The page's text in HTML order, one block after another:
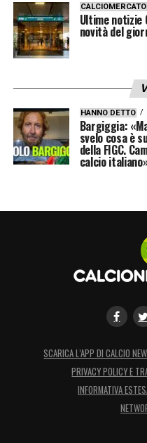
CALCIOMERCATO
Ultime
novità del
HANNO DETTO
Bargiggia:
svelo cosa è
della FIGC.
calcio italiano»
SCARICA L’APP DI CALCIO
PRIVACY POLICY E
INFORMATIVA